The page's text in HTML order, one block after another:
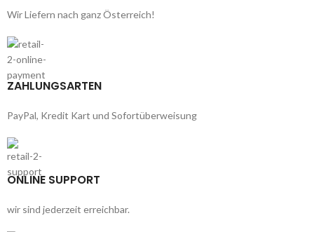
Wir Liefern nach ganz Österreich!
ZAHLUNGSARTEN
PayPal, Kredit Kart und Sofortüberweisung
ONLINE SUPPORT
wir sind jederzeit erreichbar.